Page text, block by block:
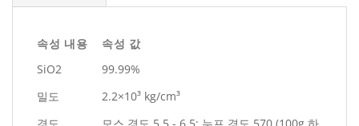
속성 내용
속성 값
SiO2
99.99%
밀도
2.2×10³ kg/cm³